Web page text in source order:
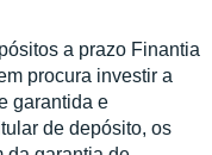
a prazo Finantia
procura investir a
garantida e
de depósito, os